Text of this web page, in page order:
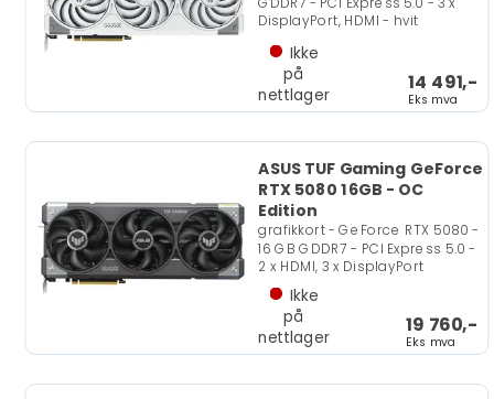
DisplayPort, HDMI - hvit
14 491,-
Eks mva
Ikke
på
nettlager
ASUS TUF Gaming GeForce
RTX 5080 16GB - OC
Edition
grafikkort - GeForce RTX 5080 -
16 GB GDDR7 - PCI Express 5.0 -
2 x HDMI, 3 x DisplayPort
19 760,-
Eks mva
Ikke
på
nettlager